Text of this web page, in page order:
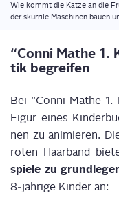
Wie kommt die Kat­ze an die
der skur­ri­le Maschi­nen bau­en
“Con­ni Mathe 1.
tik begreifen
Bei “Con­ni Mathe
Figur eines
nen zu ani­mie­ren.
roten Haar­band
spie­le zu
8‑jährige Kin­der an: